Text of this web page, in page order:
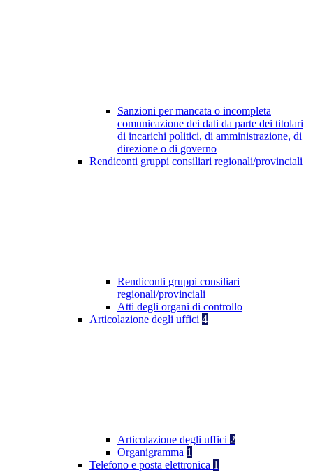
Sanzioni per mancata o incompleta
comunicazione dei dati da parte dei titolari
di incarichi politici, di amministrazione, di
direzione o di governo
Rendiconti gruppi consiliari regionali/provinciali
Rendiconti gruppi consiliari
regionali/provinciali
Atti degli organi di controllo
Articolazione degli uffici 4
Articolazione degli uffici 2
Organigramma 1
Telefono e posta elettronica 1